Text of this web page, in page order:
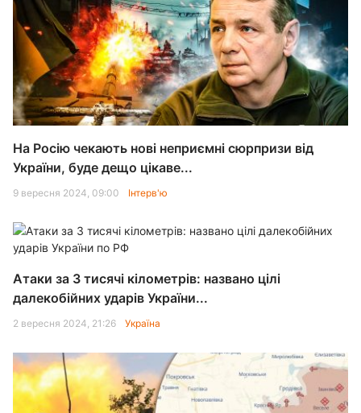
На Росію чекають нові неприємні сюрпризи від
України, буде дещо цікаве...
9 вересня 2024, 09:00 Інтерв'ю
Атаки за 3 тисячі кілометрів: названо цілі
далекобійних ударів України...
2 вересня 2024, 21:26 Україна